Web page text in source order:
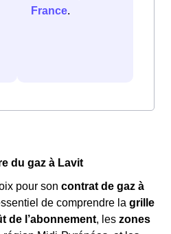
France.
du gaz à Lavit
pour son contrat de gaz à
de comprendre la grille
de l’abonnement, les zones